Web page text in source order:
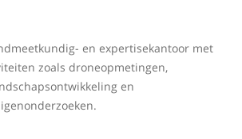
en expertisekantoor met
zoals droneopmetingen,
en